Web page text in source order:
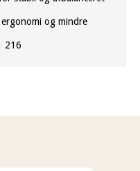
og mindre
216